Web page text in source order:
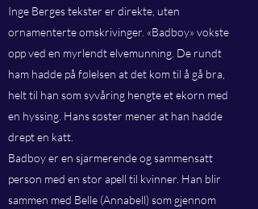
Inge Berges tekster er direkte, uten
ornamenterte omskrivinger. «Badboy» vokste
opp ved en myrlendt elvemunning. De rundt
ham hadde på følelsen at det kom til å gå bra,
helt til han som syvåring hengte et ekorn med
en hyssing. Hans søster mener at han hadde
drept en katt.
Badboy er en sjarmerende og sammensatt
person med en stor apell til kvinner. Han blir
sammen med Belle (Annabell) som gjennom